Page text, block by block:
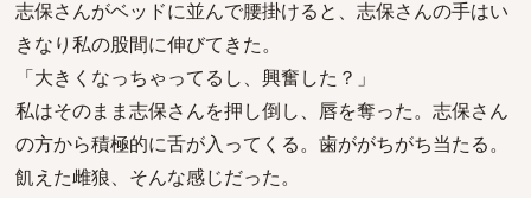
志保さんがベッドに並んで腰掛けると、志保さんの手はい
きなり私の股間に伸びてきた。
「大きくなっちゃってるし、興奮した？」
私はそのまま志保さんを押し倒し、唇を奪った。志保さん
の方から積極的に舌が入ってくる。歯ががちがち当たる。
飢えた雌狼、そんな感じだった。